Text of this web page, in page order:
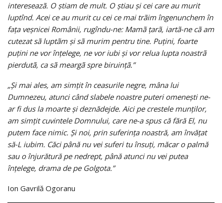
intereseazã. O ştiam de mult. O ştiau şi cei care au murit
luptînd. Acei ce au murit cu cei ce mai trãim îngenunchem în
faţa veşnicei Românii, rugîndu-ne: Mamã ţarã, iartã-ne cã am
cutezat sã luptãm şi sã murim pentru tine. Puţini, foarte
puţini ne vor înţelege, ne vor iubi şi vor relua lupta noastrã
pierdutã, ca sã meargã spre biruinţã.”
„Şi mai ales, am simţit în ceasurile negre, mâna lui
Dumnezeu, atunci când slabele noastre puteri omeneşti ne-
ar fi dus la moarte şi deznădejde. Aici pe crestele munţilor,
am simţit cuvintele Domnului, care ne-a spus că fără El, nu
putem face nimic. Şi noi, prin suferinţa noastră, am învăţat
să-L iubim. Căci până nu vei suferi tu însuţi, măcar o palmă
sau o înjurătură pe nedrept, până atunci nu vei putea
înţelege, drama de pe Golgota.”
Ion Gavrilă Ogoranu